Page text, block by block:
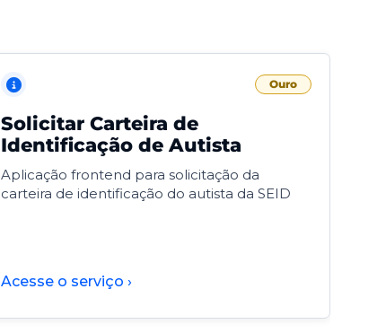
Ouro
Solicitar Carteira de
Identificação de Autista
Aplicação frontend para solicitação da
carteira de identificação do autista da SEID
Acesse o serviço ›